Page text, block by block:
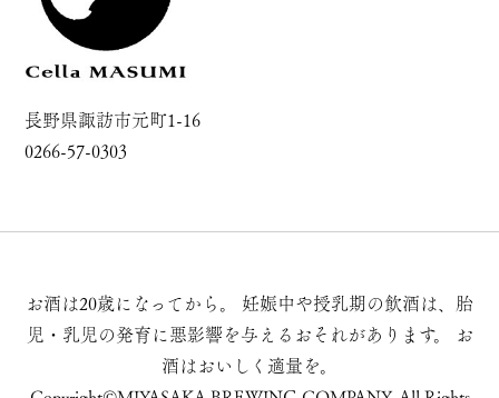
長野県諏訪市元町1-16
0266-57-0303
お酒は20歳になってから。
妊娠中や授乳期の飲酒は、胎
児・乳児の発育に悪影響を与えるおそれがあります。
お
酒はおいしく適量を。